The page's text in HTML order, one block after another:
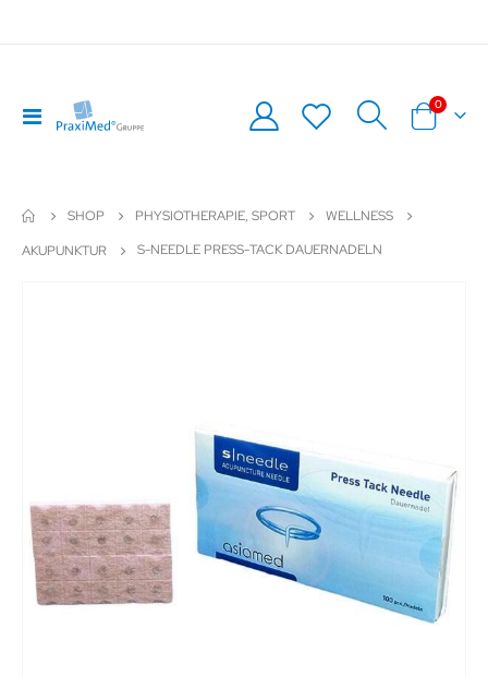
Navigation
umschalten
Warenkorb
0Artikel
SHOP PHYSIOTHERAPIE, SPORT
WELLNESS
AKUPUNKTUR
S-NEEDLE PRESS-TACK DAUERNADELN